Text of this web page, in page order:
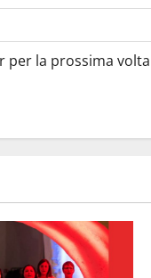
per la prossima